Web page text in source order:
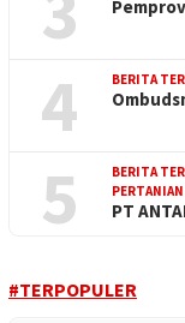
4 BERITA
5 BERITA
PT
#TERPOPULER